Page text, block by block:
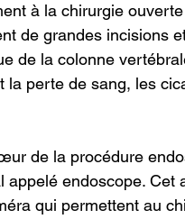
à la chirurgie
de grandes incisions
de la colonne
la perte de sang, les
de la procédure
appelé endoscope.
qui permettent au